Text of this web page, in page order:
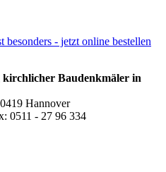
besonders - jetzt online bestellen
Baudenkmäler in
Hannover
0511 - 27 96 334